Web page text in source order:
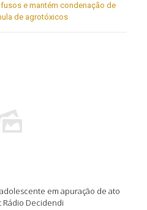
e mantém condenação de
de agrotóxicos
em apuração de ato
Decidendi